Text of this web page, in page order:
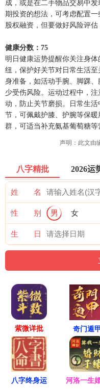
成，或是在二手物品交易中
期投资的想法，可考虑配置
股权融资，但要做好风险评估
健康分数：75
明日健康运势提醒你关注身
纽，保护好关节对日常生活
身准备，如活动手腕、脚踝
少受伤风险。运动过程中，
动，防止关节磨损。日常生
节，可佩戴护膝、护腕等保
群，可适当补充氨基葡萄糖等
声明：此文由
八字精批 2026运
姓 名
性 别 男 女
生 日
紫微详批 奇门遁甲
八字终身运 河洛一生